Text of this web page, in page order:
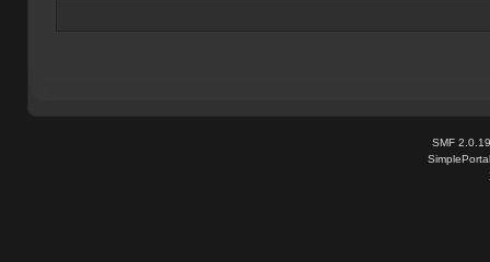
SMF 2.0.19